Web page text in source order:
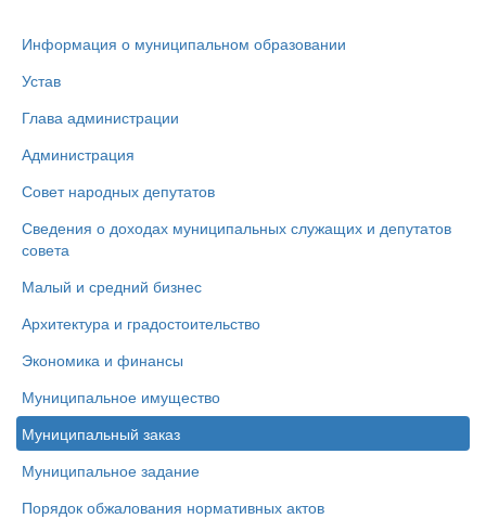
Информация о муниципальном образовании
Устав
Глава администрации
Администрация
Совет народных депутатов
Сведения о доходах муниципальных служащих и депутатов
совета
Малый и средний бизнес
Архитектура и градостоительство
Экономика и финансы
Муниципальное имущество
Муниципальный заказ
Муниципальное задание
Порядок обжалования нормативных актов